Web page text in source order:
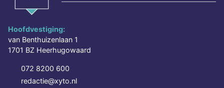
Hoofdvestiging:
van Benthuizenlaan 1
1701 BZ Heerhugowaard
072 8200 600
redactie@xyto.nl